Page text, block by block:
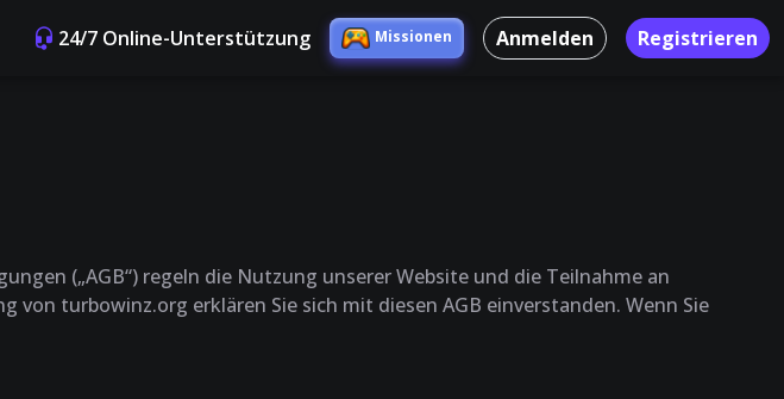
24/7 Online-Unterstützung Missionen Anmelden Registrieren
(„AGB“) regeln die Nutzung unserer Website und die Teilnahme an
turbowinz.org erklären Sie sich mit diesen AGB einverstanden. Wenn Sie